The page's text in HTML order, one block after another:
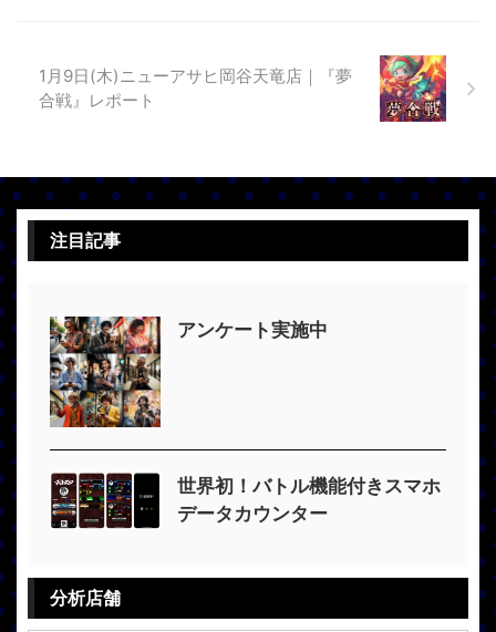
1月9日(木)ニューアサヒ岡谷天竜店｜『夢
合戦』レポート
注目記事
アンケート実施中
世界初！バトル機能付きスマホ
データカウンター
分析店舗